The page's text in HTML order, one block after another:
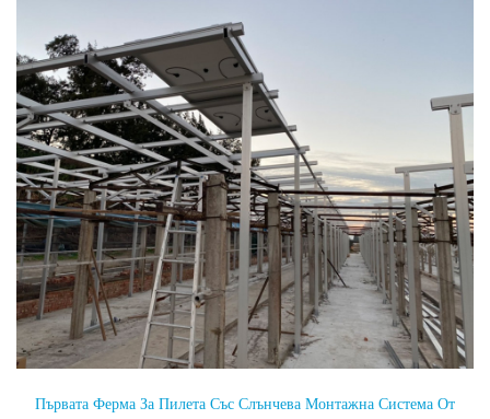
Първата Ферма За Пилета Със Слънчева Монтажна Система От